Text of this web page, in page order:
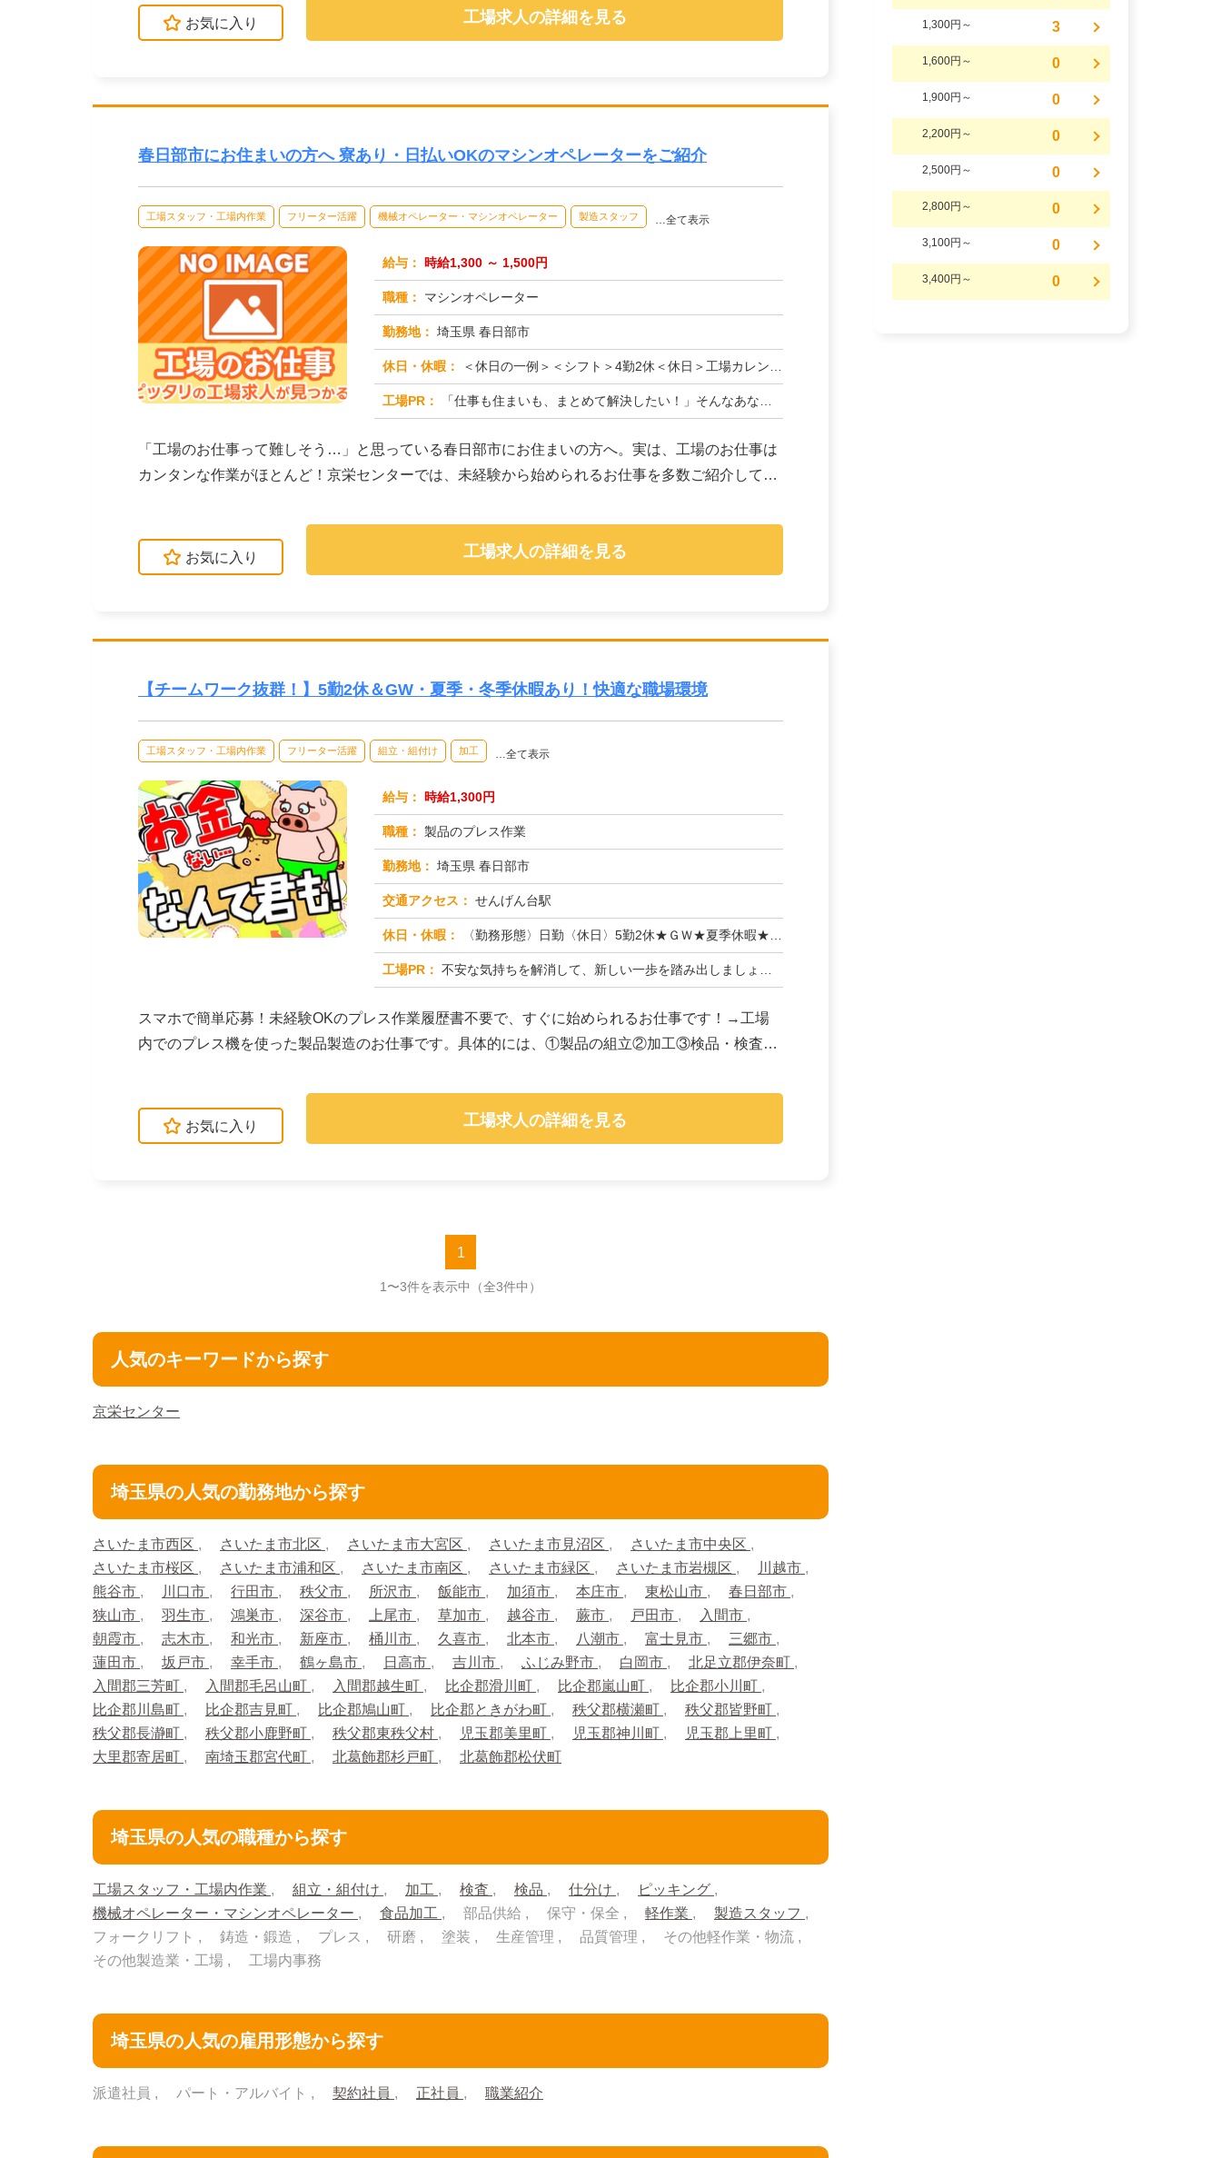
お気に入り 工場求人の詳細を見る
春日部市にお住まいの方へ 寮あり・日払いOKのマシンオペレーターをご紹介
工場スタッフ・工場内作業 フリーター活躍 機械オペレーター・マシンオペレーター 製造スタッフ …全て表示
給与： 時給1,300 ～ 1,500円
職種： マシンオペレーター
勤務地： 埼玉県 春日部市
休日・休暇： ＜休日の一例＞＜シフト＞4勤2休＜休日＞工場カレンダーによる★長期休暇あり★有給休暇あり※配属先により休日・勤務形...
工場PR： 「仕事も住まいも、まとめて解決したい！」そんなあなたを応援します。株式会社京栄センターでは、全国の工場求人をご紹介...
「工場のお仕事って難しそう…」と思っている春日部市にお住まいの方へ。実は、工場のお仕事は
カンタンな作業がほとんど！京栄センターでは、未経験から始められるお仕事を多数ご紹介してい
お気に入り 工場求人の詳細を見る
【チームワーク抜群！】5勤2休＆GW・夏季・冬季休暇あり！快適な職場環境
工場スタッフ・工場内作業 フリーター活躍 組立・組付け 加工 …全て表示
給与： 時給1,300円
職種： 製品のプレス作業
勤務地： 埼玉県 春日部市
交通アクセス： せんげん台駅
休日・休暇： 〈勤務形態〉日勤〈休日〉5勤2休★ＧＷ★夏季休暇★冬季休暇★年末年始
工場PR： 不安な気持ちを解消して、新しい一歩を踏み出しましょう！株式会社京栄センターでは、経験・スキルは一切問いません。未経...
スマホで簡単応募！未経験OKのプレス作業履歴書不要で、すぐに始められるお仕事です！→工場
内でのプレス機を使った製品製造のお仕事です。具体的には、①製品の組立②加工③検品・検査④
お気に入り 工場求人の詳細を見る
1
1〜3件を表示中 （全3件中）
人気のキーワードから探す
京栄センター
埼玉県の人気の勤務地から探す
さいたま市西区 さいたま市北区 さいたま市大宮区 さいたま市見沼区
さいたま市中央区
さいたま市桜区
さいたま市浦和区 さいたま市南区 さいたま市緑区 さいたま市岩槻区
川越市
熊谷市
川口市 行田市 秩父市 所沢市 飯能市 加須市 本庄市 東松山市
春日部市
狭山市
羽生市 鴻巣市 深谷市 上尾市 草加市 越谷市 蕨市 戸田市
入間市
朝霞市
志木市 和光市 新座市 桶川市 久喜市 北本市 八潮市 富士見市
三郷市
蓮田市
坂戸市 幸手市 鶴ヶ島市 日高市 吉川市 ふじみ野市 白岡市
北足立郡伊奈町
入間郡三芳町
入間郡毛呂山町 入間郡越生町 比企郡滑川町 比企郡嵐山町
比企郡小川町
比企郡川島町
比企郡吉見町 比企郡鳩山町 比企郡ときがわ町 秩父郡横瀬町
秩父郡皆野町
秩父郡長瀞町
秩父郡小鹿野町 秩父郡東秩父村 児玉郡美里町 児玉郡神川町
児玉郡上里町
大里郡寄居町
南埼玉郡宮代町 北葛飾郡杉戸町 北葛飾郡松伏町
埼玉県の人気の職種から探す
工場スタッフ・工場内作業 組立・組付け 加工 検査 検品 仕分け
ピッキング
機械オペレーター・マシンオペレーター
食品加工 部品供給 保守・保全 軽作業
製造スタッフ
フォークリフト
鋳造・鍛造 プレス 研磨 塗装 生産管理 品質管理
その他軽作業・物流
その他製造業・工場
工場内事務
埼玉県の人気の雇用形態から探す
派遣社員 パート・アルバイト 契約社員 正社員 職業紹介
1,300円～ 3
1,600円～ 0
1,900円～ 0
2,200円～ 0
2,500円～ 0
2,800円～ 0
3,100円～ 0
3,400円～ 0